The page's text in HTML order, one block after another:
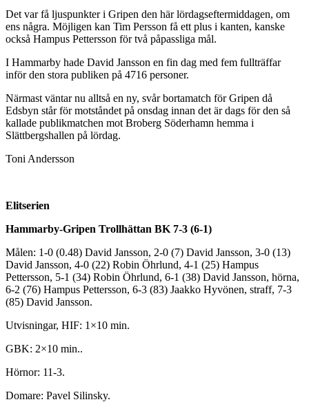
Det var få ljuspunkter i Gripen den här lördagseftermiddagen, om
ens några. Möjligen kan Tim Persson få ett plus i kanten, kanske
också Hampus Pettersson för två påpassliga mål.
I Hammarby hade David Jansson en fin dag med fem fullträffar
inför den stora publiken på 4716 personer.
Närmast väntar nu alltså en ny, svår bortamatch för Gripen då
Edsbyn står för motståndet på onsdag innan det är dags för den så
kallade publikmatchen mot Broberg Söderhamn hemma i
Slättbergshallen på lördag.
Toni Andersson
Elitserien
Hammarby-Gripen Trollhättan BK 7-3 (6-1)
Målen: 1-0 (0.48) David Jansson, 2-0 (7) David Jansson, 3-0 (13)
David Jansson, 4-0 (22) Robin Öhrlund, 4-1 (25) Hampus
Pettersson, 5-1 (34) Robin Öhrlund, 6-1 (38) David Jansson, hörna,
6-2 (76) Hampus Pettersson, 6-3 (83) Jaakko Hyvönen, straff, 7-3
(85) David Jansson.
Utvisningar, HIF: 1×10 min.
GBK: 2×10 min..
Hörnor: 11-3.
Domare: Pavel Silinsky.